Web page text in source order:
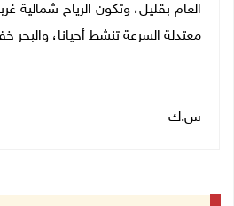
العام بقليل، وتكون الرياح شمالية
معتدلة السرعة تنشط أحيانا، والبحر
ـــــــــــ
س.ك